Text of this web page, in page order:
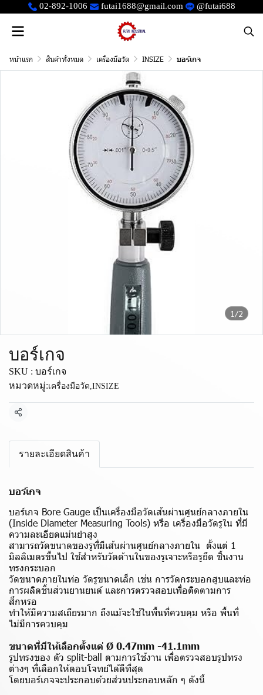
02-892-1006 futai1688@gmail.com @futai688
หน้าแรก สินค้าทั้งหมด เครื่องมือวัด INSIZE บอร์เกจ
1/2
บอร์เกจ
SKU : บอร์เกจ
หมวดหมู่:เครื่องมือวัด,INSIZE
แชร์
รายละเอียดสินค้า
บอร์เกจ
บอร์เกจ Bore Gauge เป็นเครื่องมือวัดเส้นผ่านศูนย์กลางภายใน
(Inside Diameter Measuring Tools) หรือ เครื่องมือวัดรูใน ที่มี
ความละเอียดแม่นยำสูง
สามารถวัดขนาดของรูที่มีเส้นผ่านศูนย์กลางภายใน ตั้งแต่ 1
มิลลิเมตรขึ้นไป ใช้สำหรับวัดด้านในของรูเจาะหรือรูยึด ชิ้นงาน
ทรงกระบอก
วัดขนาดภายในท่อ วัดรูขนาดเล็ก เช่น การวัดกระบอกสูบและท่อ
การผลิตชิ้นส่วนยานยนต์ และการตรวจสอบเพื่อติดตามการ
สึกหรอ
ทำให้มีความสเถียรมาก ถึงแม้จะใช้ในพื้นที่ควบคุม หรือ พื้นที่
ไม่มีการควบคุม
ขนาดที่มีให้เลือกตั้งแต่ Ø 0.47mm -41.1mm
รูปทรงของ ตัว split-ball ตามการใช้งาน เพื่อตรวจสอบรูปทรง
ต่างๆ ที่เลือกให้ตอบโจทย์ได้ดีที่สุด
โดยบอร์เกจจะประกอบด้วยส่วนประกอบหลัก ๆ ดังนี้